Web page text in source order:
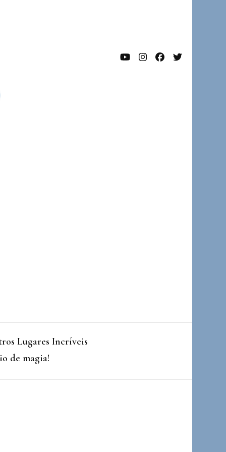
Lugares Incríveis
de magia!